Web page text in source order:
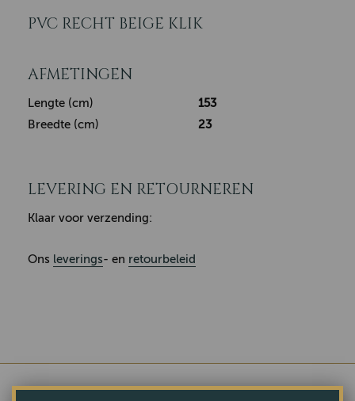
PVC RECHT BEIGE KLIK
AFMETINGEN
Lengte (cm)
153
Breedte (cm)
23
LEVERING EN RETOURNEREN
Klaar voor verzending:
Ons leverings- en retourbeleid